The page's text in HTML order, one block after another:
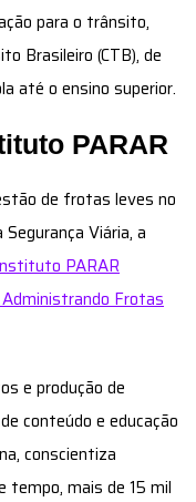
para o trânsito,
Brasileiro (CTB), de
até o ensino superior.
PARAR
de frotas leves no
Viária, a
PARAR
Frotas
e produção de
conteúdo e educação
conscientiza
tempo, mais de 15 mil